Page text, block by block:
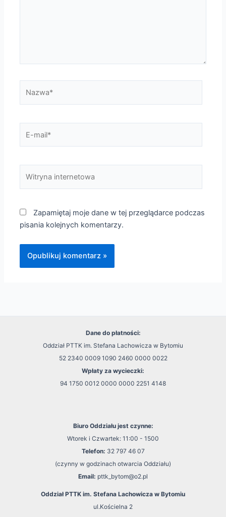
mail*
internetowa
Zapamiętaj moje dane w tej przeglądarce podczas
pisania kolejnych komentarzy.
Dane do płatności:
Oddział PTTK im. Stefana Lachowicza w Bytomiu
52 2340 0009 1090 2460 0000 0022
Wpłaty za wycieczki:
94 1750 0012 0000 0000 2251 4148
Biuro Oddziału jest czynne:
Wtorek i Czwartek: 11:00 - 1500
Telefon: 32 797 46 07
(czynny w godzinach otwarcia Oddziału)
Email: pttk_bytom@o2.pl
Oddział PTTK im. Stefana Lachowicza w Bytomiu
ul.Kościelna 2